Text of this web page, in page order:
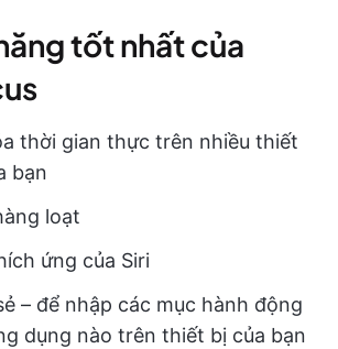
tốt nhất của
thời gian thực trên nhiều thiết
bạn
loạt
ứng của Siri
– để nhập các mục hành động
dụng nào trên thiết bị của bạn